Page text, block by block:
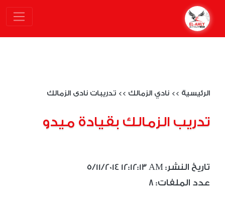
الرئيسية >> نادي الزمالك >> تدريبات نادى الزمالك
تدريب الزمالك بقيادة ميدو
5/11/2014 12:12:13 AM :تاريخ النشر
8 :عدد الملفات